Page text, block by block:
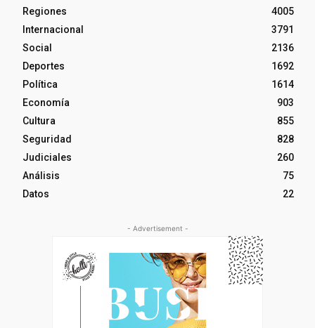
Regiones
4005
Internacional
3791
Social
2136
Deportes
1692
Política
1614
Economía
903
Cultura
855
Seguridad
828
Judiciales
260
Análisis
75
Datos
22
- Advertisement -